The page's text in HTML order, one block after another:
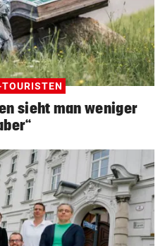
sieht man weniger